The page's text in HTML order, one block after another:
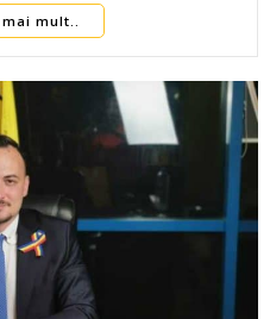
mult..